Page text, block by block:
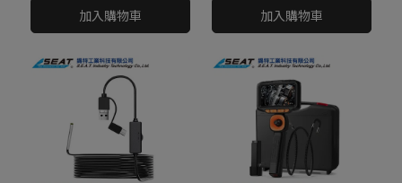
加入購物車 加入購物車